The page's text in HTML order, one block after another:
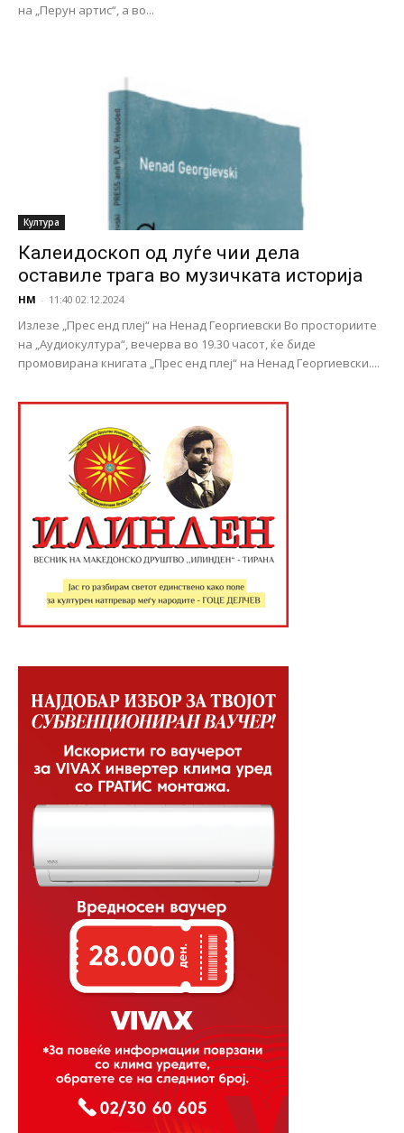
на „Перун артис“, а во...
Култура
Калеидоскоп од луѓе чии дела
оставиле трага во музичката историја
НМ - 11:40 02.12.2024
Излезе „Прес енд плеј“ на Ненад Георгиевски Во просториите
на „Аудиокултура“, вечерва во 19.30 часот, ќе биде
промовирана книгата „Прес енд плеј“ на Ненад Георгиевски....